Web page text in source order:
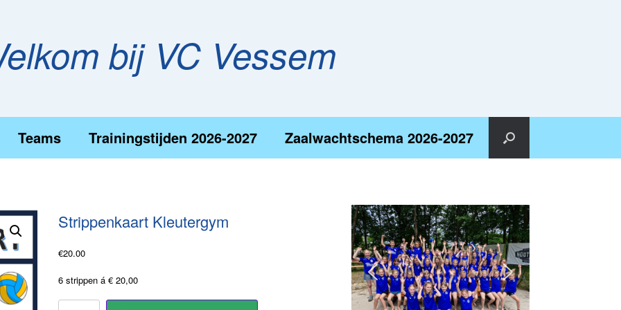
bij VC Vessem
Teams Trainingstijden 2026-2027 Zaalwachtschema 2026-2027
Strippenkaart Kleutergym
€20.00
6 strippen á € 20,00